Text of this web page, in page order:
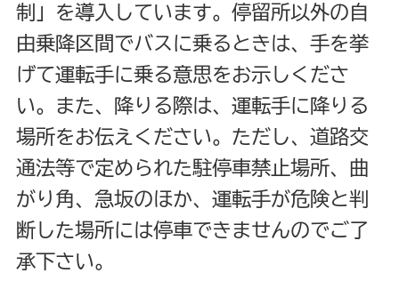
制」を導入しています。停留所以外の自
由乗降区間でバスに乗るときは、手を挙
げて運転手に乗る意思をお示しくださ
い。また、降りる際は、運転手に降りる
場所をお伝えください。ただし、道路交
通法等で定められた駐停車禁止場所、曲
がり角、急坂のほか、運転手が危険と判
断した場所には停車できませんのでご了
承下さい。